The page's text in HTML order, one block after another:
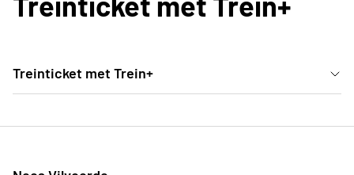
Treinticket met Trein+